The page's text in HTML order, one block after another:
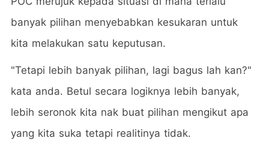
banyak pilihan menyebabkan kesukaran untuk
kita melakukan satu keputusan.
"Tetapi lebih banyak pilihan, lagi bagus lah kan?"
kata anda. Betul secara logiknya lebih banyak,
lebih seronok kita nak buat pilihan mengikut apa
yang kita suka tetapi realitinya tidak.